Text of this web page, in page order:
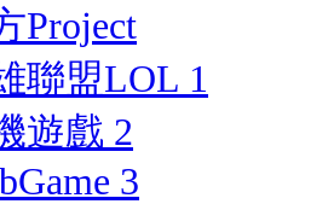
Project
聯盟LOL 1
遊戲 2
3